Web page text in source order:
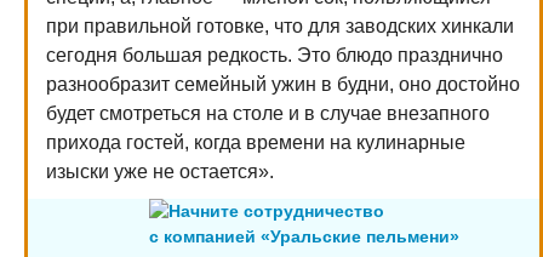
при правильной готовке, что для заводских хинкали
сегодня большая редкость. Это блюдо празднично
разнообразит семейный ужин в будни, оно достойно
будет смотреться на столе и в случае внезапного
прихода гостей, когда времени на кулинарные
изыски уже не остается».
Начните сотрудничество
с компанией «Уральские пельмени»